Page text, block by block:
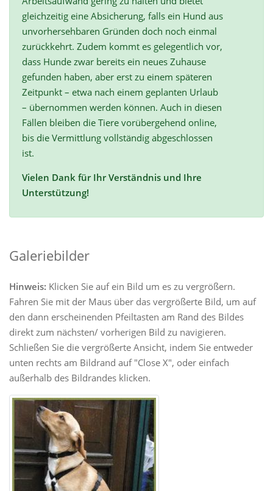
gleichzeitig eine Absicherung, falls ein Hund aus
unvorhersehbaren Gründen doch noch einmal
zurückkehrt. Zudem kommt es gelegentlich vor,
dass Hunde zwar bereits ein neues Zuhause
gefunden haben, aber erst zu einem späteren
Zeitpunkt – etwa nach einem geplanten Urlaub
– übernommen werden können. Auch in diesen
Fällen bleiben die Tiere vorübergehend online,
bis die Vermittlung vollständig abgeschlossen
ist.
Vielen Dank für Ihr Verständnis und Ihre
Unterstützung!
Galeriebilder
Hinweis: Klicken Sie auf ein Bild um es zu vergrößern.
Fahren Sie mit der Maus über das vergrößerte Bild, um auf
den dann erscheinenden Pfeiltasten am Rand des Bildes
direkt zum nächsten/ vorherigen Bild zu navigieren.
Schließen Sie die vergrößerte Ansicht, indem Sie entweder
unten rechts am Bildrand auf "Close X", oder einfach
außerhalb des Bildrandes klicken.